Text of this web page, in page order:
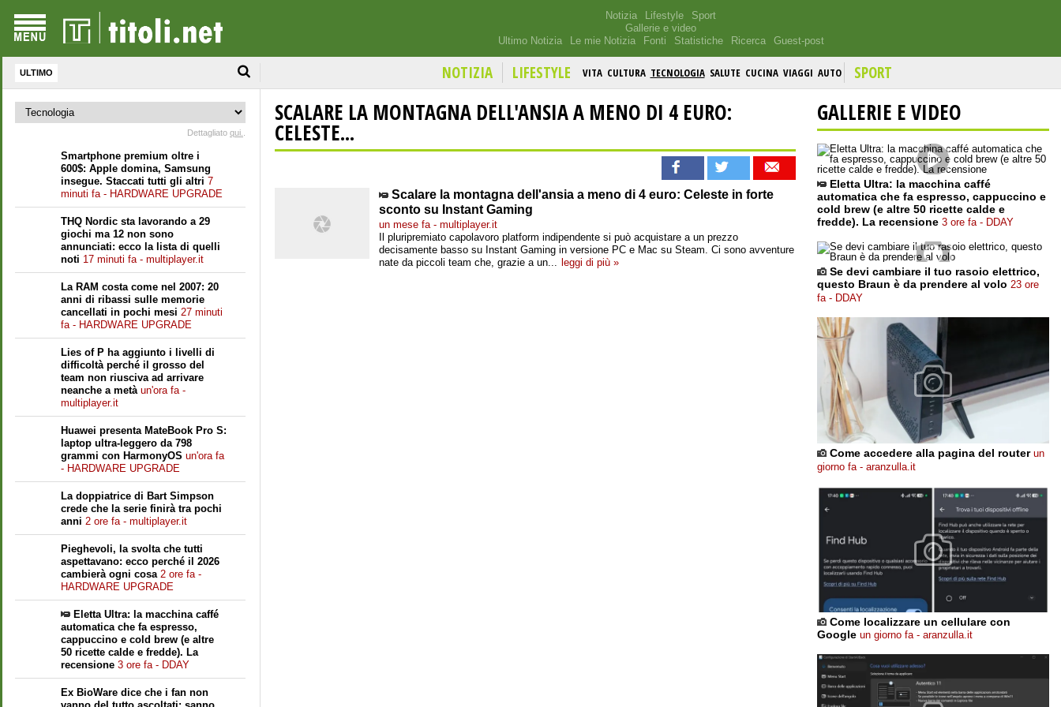
Notizia Lifestyle
Sport
Gallerie e video
Ultimo Notizia
Le mie Notizia Fonti Statistiche Ricerca Guest-post
ULTIMO NOTIZIA LIFESTYLE VITA CULTURA TECNOLOGIA SALUTE CUCINA VIAGGI AUTO SPORT
Dettagliato qui.
Smartphone premium oltre i
600$: Apple domina, Samsung
insegue. Staccati tutti gli altri 7
minuti fa - HARDWARE UPGRADE
THQ Nordic sta lavorando a 29
giochi ma 12 non sono
annunciati: ecco la lista di quelli
noti 17 minuti fa - multiplayer.it
La RAM costa come nel 2007: 20
anni di ribassi sulle memorie
cancellati in pochi mesi 27 minuti
fa - HARDWARE UPGRADE
Lies of P ha aggiunto i livelli di
difficoltà perché il grosso del
team non riusciva ad arrivare
neanche a metà un'ora fa -
multiplayer.it
Huawei presenta MateBook Pro S:
laptop ultra-leggero da 798
grammi con HarmonyOS un'ora fa
- HARDWARE UPGRADE
La doppiatrice di Bart Simpson
crede che la serie finirà tra pochi
anni 2 ore fa - multiplayer.it
Pieghevoli, la svolta che tutti
aspettavano: ecco perché il 2026
cambierà ogni cosa 2 ore fa -
HARDWARE UPGRADE
Eletta Ultra: la macchina caffé
automatica che fa espresso,
cappuccino e cold brew (e altre
50 ricette calde e fredde). La
recensione 3 ore fa - DDAY
Ex BioWare dice che i fan non
SCALARE LA MONTAGNA DELL'ANSIA A MENO DI 4 EURO:
CELESTE...
Scalare la montagna dell'ansia a meno di 4 euro: Celeste in forte
sconto su Instant Gaming
un mese fa - multiplayer.it
Il pluripremiato capolavoro platform indipendente si può acquistare a un prezzo
decisamente basso su Instant Gaming in versione PC e Mac su Steam. Ci sono avventure
nate da piccoli team che, grazie a un... leggi di più »
GALLERIE E VIDEO
Eletta Ultra: la macchina caffé
automatica che fa espresso, cappuccino e
cold brew (e altre 50 ricette calde e
fredde). La recensione 3 ore fa - DDAY
Se devi cambiare il tuo rasoio elettrico,
questo Braun è da prendere al volo 23 ore
fa - DDAY
Come accedere alla pagina del router un
giorno fa - aranzulla.it
Come localizzare un cellulare con
Google un giorno fa - aranzulla.it